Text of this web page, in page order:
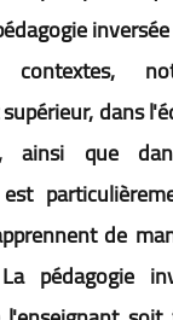
dans
ainsi que
de
pédagogie